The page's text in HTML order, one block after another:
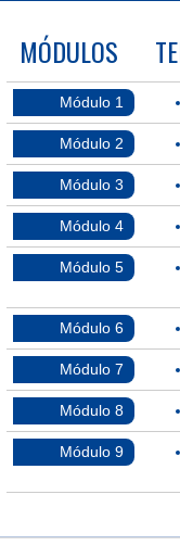
MÓDULOS
Módulo 1
Módulo 2
Módulo 3
Módulo 4
Módulo 5
Módulo 6
Módulo 7
Módulo 8
Módulo 9